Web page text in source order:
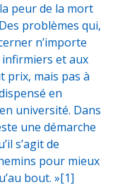
peur de la mort
problèmes qui,
n’importe
infirmiers et aux
prix, mais pas à
en
université. Dans
une démarche
s’agit de
pour mieux
bout. »[1]